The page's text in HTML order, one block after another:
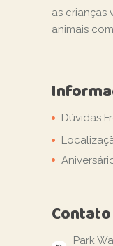
as crianças
animais
Dúvidas
Contato
Park